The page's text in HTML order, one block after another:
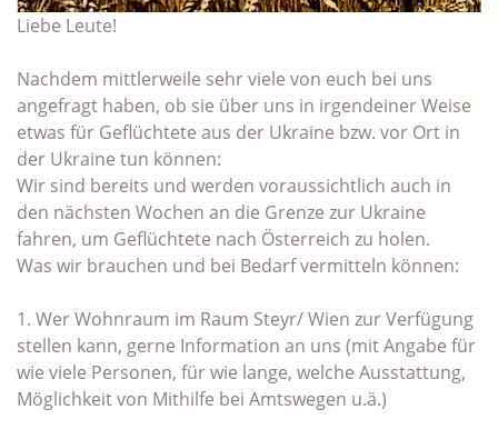
Liebe Leute!
Nachdem mittlerweile sehr viele von euch bei uns
angefragt haben, ob sie über uns in irgendeiner Weise
etwas für Geflüchtete aus der Ukraine bzw. vor Ort in
der Ukraine tun können:
Wir sind bereits und werden voraussichtlich auch in
den nächsten Wochen an die Grenze zur Ukraine
fahren, um Geflüchtete nach Österreich zu holen.
Was wir brauchen und bei Bedarf vermitteln können:
1. Wer Wohnraum im Raum Steyr/ Wien zur Verfügung
stellen kann, gerne Information an uns (mit Angabe für
wie viele Personen, für wie lange, welche Ausstattung,
Möglichkeit von Mithilfe bei Amtswegen u.ä.)